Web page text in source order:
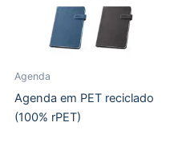
Agenda
Agenda em PET reciclado
(100% rPET)